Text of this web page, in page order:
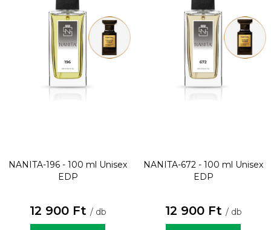
NANITA-196 - 100 ml Unisex
EDP
12 900 Ft / db
NANITA-672 - 100 ml Unisex
EDP
12 900 Ft / db